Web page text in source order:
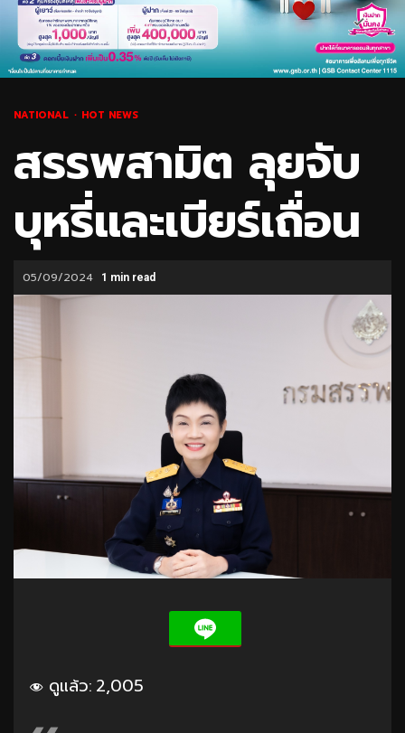
NATIONAL HOT NEWS
สรรพสามิต ลุยจับ
บุหรี่และเบียร์เถื่อน
05/09/2024 1 min read
ดูแล้ว: 2,005